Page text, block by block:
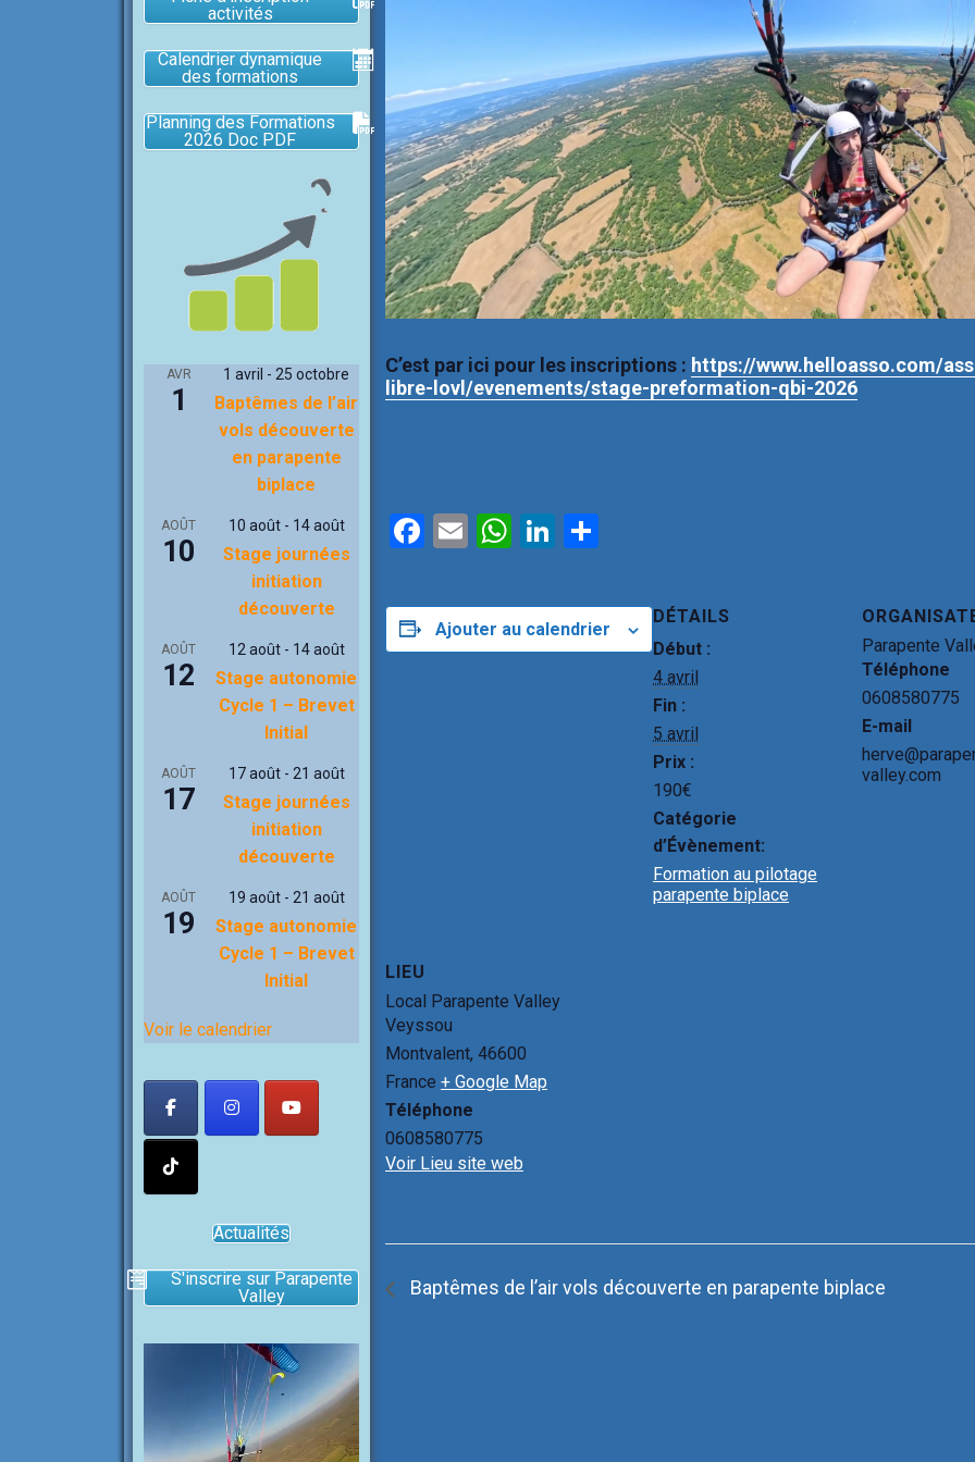
C’est par ici pour les inscriptions : https://www.helloasso.com/
libre-lovl/evenements/stage-preformation-qbi-2026
F
ce
b
E
ail
W
at
s
Li
ke
dI
ta
g
Ajouter au calendrier
DÉTAILS
Début :
4 avril
Fin :
5 avril
Prix :
190€
Catégorie
d’Évènement:
Formation au pilotage
parapente biplace
Parapente
Téléphone
0608580775
E-mail
valley.com
LIEU
Local Parapente Valley
Veyssou
Montvalent, 46600
France + Google Map
Téléphone
0608580775
Voir Lieu site web
Baptêmes de l’air vols découverte en parapente biplace
activités
Calendrier dynamique
des formations
Planning des Formations
2026 Doc PDF
AVR
1
1 avril - 25 octobre
Baptêmes de l’air
vols découverte
en parapente
biplace
AOÛT
10
10 août- 14 août
Stage journées
initiation
découverte
AOÛT
12
12 août- 14 août
Stage autonomie
Cycle 1 – Brevet
Initial
AOÛT
17
17 août- 21 août
Stage journées
initiation
découverte
AOÛT
19
19 août- 21 août
Stage autonomie
Cycle 1 – Brevet
Initial
Voir le calendrier
Actualités
S'inscrire sur Parapente
Valley